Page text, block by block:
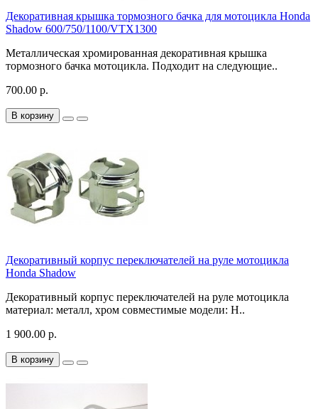
Декоративная крышка тормозного бачка для мотоцикла Honda
Shadow 600/750/1100/VTX1300
Металлическая хромированная декоративная крышка
тормозного бачка мотоцикла. Подходит на следующие..
700.00 р.
В корзину
Декоративный корпус переключателей на руле мотоцикла
Honda Shadow
Декоративный корпус переключателей на руле мотоцикла
материал: металл, хром совместимые модели: H..
1 900.00 р.
В корзину